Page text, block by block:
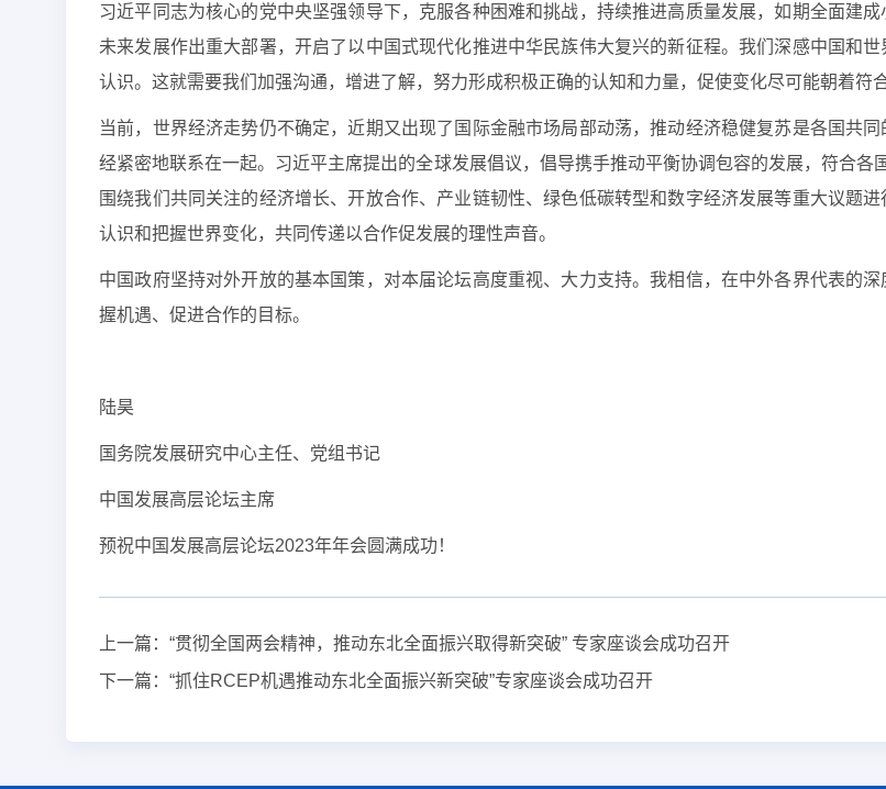
习近平同志为核心的党中央坚强领导下，克服各种困难和挑战，持续推进高质量发展，如期全面建
未来发展作出重大部署，开启了以中国式现代化推进中华民族伟大复兴的新征程。我们深感中国和
认识。这就需要我们加强沟通，增进了解，努力形成积极正确的认知和力量，促使变化尽可能朝着符
当前，世界经济走势仍不确定，近期又出现了国际金融市场局部动荡，推动经济稳健复苏是各国共
经紧密地联系在一起。习近平主席提出的全球发展倡议，倡导携手推动平衡协调包容的发展，符合各
围绕我们共同关注的经济增长、开放合作、产业链韧性、绿色低碳转型和数字经济发展等重大议题
认识和把握世界变化，共同传递以合作促发展的理性声音。
中国政府坚持对外开放的基本国策，对本届论坛高度重视、大力支持。我相信，在中外各界代表的
握机遇、促进合作的目标。
陆昊
国务院发展研究中心主任、党组书记
中国发展高层论坛主席
预祝中国发展高层论坛2023年年会圆满成功！
上一篇： “贯彻全国两会精神，推动东北全面振兴取得新突破” 专家座谈会成功召开
下一篇： “抓住RCEP机遇推动东北全面振兴新突破”专家座谈会成功召开